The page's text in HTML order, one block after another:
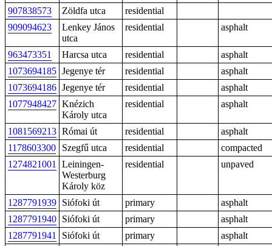
907838573 Zöldfa utca
residential
909094623
Lenkey János
utca
residential asphalt
963473351 Harcsa utca residential
asphalt
1073694185 Jegenye tér residential
asphalt
1073694186 Jegenye tér residential
asphalt
1077948427 Knézich
Károly utca
residential asphalt
1081569213 Római út residential
asphalt
1178603300
Szegfű utca residential
compacted
1274821001
Leiningen-
Westerburg
Károly köz
residential unpaved
1287791939 Siófoki út primary
asphalt
1287791940 Siófoki út primary
asphalt
1287791941
Siófoki út primary
asphalt